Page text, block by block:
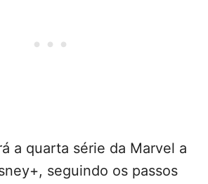
a quarta série da Marvel a
seguindo os passos